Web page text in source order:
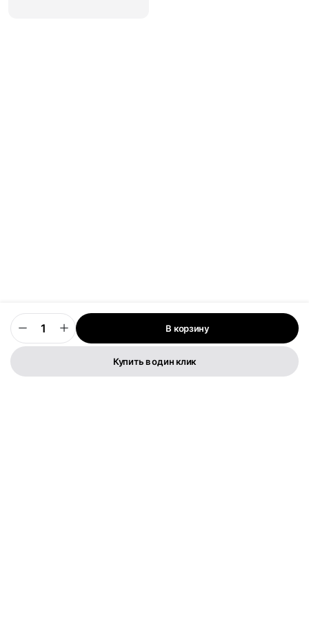
В корзину
Купить в один клик